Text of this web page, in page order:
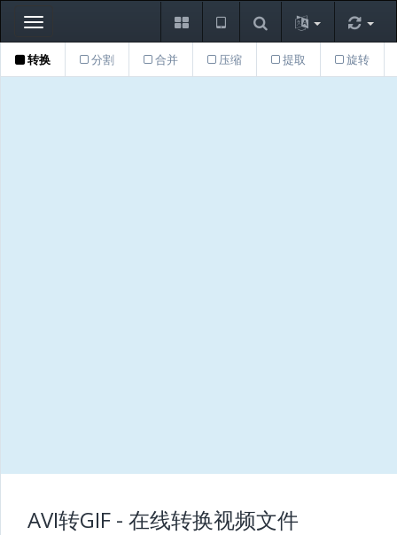
Toggle
navigation
转换 分割 合并 压缩 提取 旋转
AVI转GIF - 在线转换视频文件